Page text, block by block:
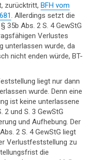
zurücktritt,BFH vom
. Allerdings setzt die
35b Abs. 2 S. 4 GewStG
Verlustes
unterlassen wurde, da
nicht enden würde, BT-
liegt nur dann
wurde. Denn eine
ist keine unterlassene
2 und S. 3 GewStG
und Aufhebung. Der
2 S. 4 GewStG liegt
Verlustfeststellung zu
die